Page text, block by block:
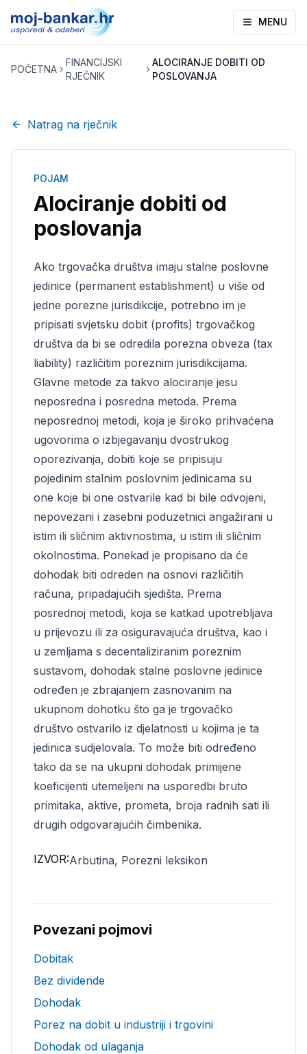
MENU
POČETNA
FINANCIJSKI
RJEČNIK
ALOCIRANJE DOBITI OD
POSLOVANJA
Natrag na rječnik
POJAM
Alociranje dobiti od
poslovanja
Ako trgovačka društva imaju stalne poslovne
jedinice (permanent establishment) u više od
jedne porezne jurisdikcije, potrebno im je
pripisati svjetsku dobit (profits) trgovačkog
društva da bi se odredila porezna obveza (tax
liability) različitim poreznim jurisdikcijama.
Glavne metode za takvo alociranje jesu
neposredna i posredna metoda. Prema
neposrednoj metodi, koja je široko prihvaćena
ugovorima o izbjegavanju dvostrukog
oporezivanja, dobiti koje se pripisuju
pojedinim stalnim poslovnim jedinicama su
one koje bi one ostvarile kad bi bile odvojeni,
nepovezani i zasebni poduzetnici angažirani u
istim ili sličnim aktivnostima, u istim ili sličnim
okolnostima. Ponekad je propisano da će
dohodak biti odreden na osnovi različitih
računa, pripadajućih sjedišta. Prema
posrednoj metodi, koja se katkad upotrebljava
u prijevozu ili za osiguravajuća društva, kao i
u zemljama s decentaliziranim poreznim
sustavom, dohodak stalne poslovne jedinice
određen je zbrajanjem zasnovanim na
ukupnom dohotku što ga je trgovačko
društvo ostvarilo iz djelatnosti u kojima je ta
jedinica sudjelovala. To može biti određeno
tako da se na ukupni dohodak primijene
koeficijenti utemeljeni na usporedbi bruto
primitaka, aktive, prometa, broja radnih sati ili
drugih odgovarajućih čimbenika.
IZVOR:Arbutina, Porezni leksikon
Povezani pojmovi
Dobitak
Bez dividende
Dohodak
Porez na dobit u industriji i trgovini
Dohodak od ulaganja